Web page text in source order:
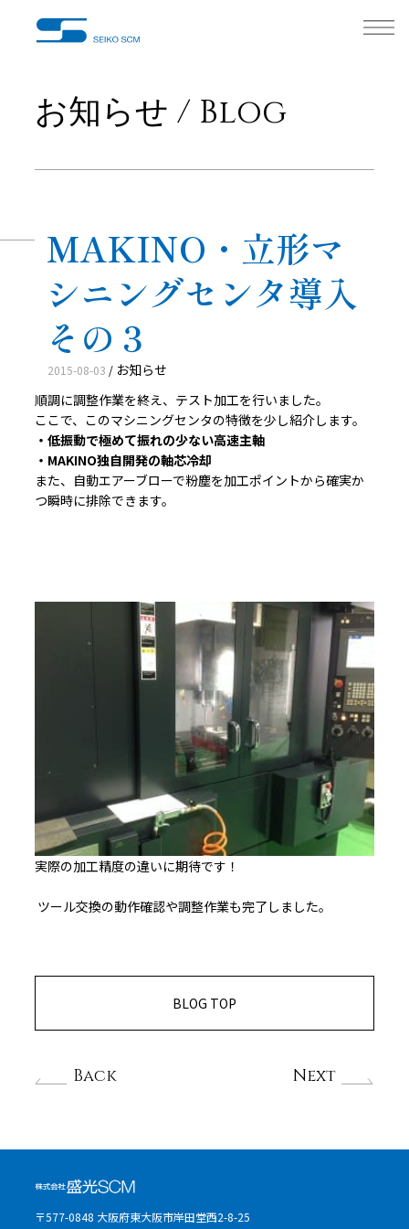
お知らせ / Blog
MAKINO・立形マ
シニングセンタ導入
その３
2015-08-03 / お知らせ
順調に調整作業を終え、テスト加工を行いました。
ここで、このマシニングセンタの特徴を少し紹介します。
・低振動で極めて振れの少ない高速主軸
・MAKINO独自開発の軸芯冷却
また、自動エアーブローで粉塵を加工ポイントから確実か
つ瞬時に排除できます。
実際の加工精度の違いに期待です！
ツール交換の動作確認や調整作業も完了しました。
Back
BLOG TOP
Next
〒577-0848 大阪府東大阪市岸田堂西2-8-25